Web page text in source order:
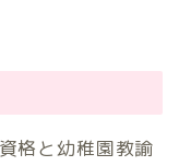
格と幼稚園教諭